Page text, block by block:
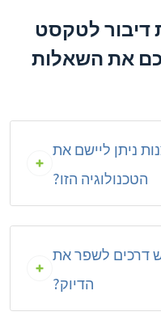
דיבור לטקסט
את השאלות
ניתן ליישם את
הטכנולוגיה הזו?
דרכים לשפר את
הדיוק?